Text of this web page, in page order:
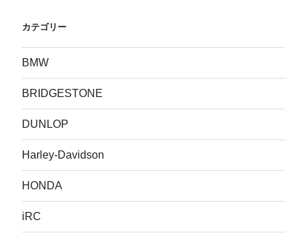
カテゴリー
BMW
BRIDGESTONE
DUNLOP
Harley-Davidson
HONDA
iRC